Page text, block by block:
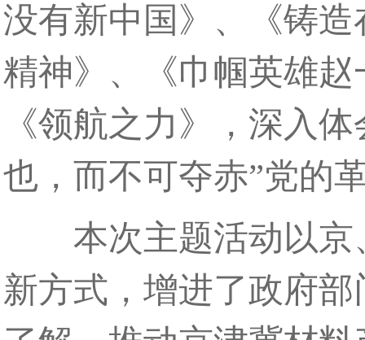
没有新中国》、《铸
精神》、《巾帼英雄
《领航之力》，深入
也，而不可夺赤”党的
本次主题活动以京
新方式，增进了政府